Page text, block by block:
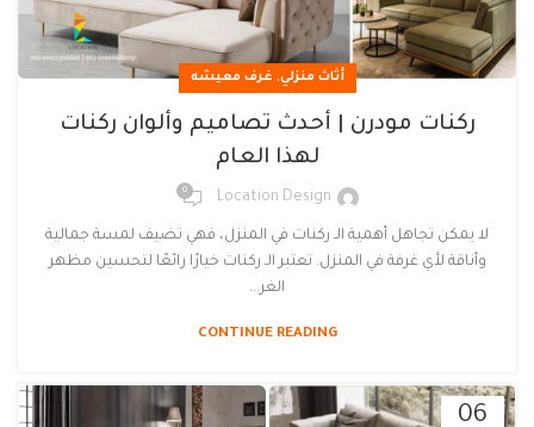
أثاث منزلي, غرف معيشه
ركنات مودرن | أحدث تصاميم وألوان ركنات
لهذا العام
Location Design
0
لا يمكن تجاهل أهمية الـ ركنات في المنزل، فهي تضيف لمسة جمالية
وأناقة لأي غرفة في المنزل. تعتبر الـ ركنات خيارًا رائعًا لتحسين مظهر
الغر...
CONTINUE READING
06